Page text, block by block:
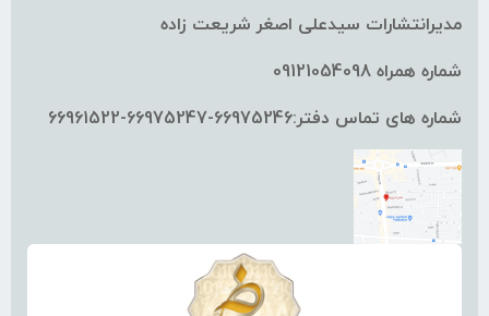
مدیرانتشارات سیدعلی اصغر شریعت زاده
شماره همراه 09121054098
شماره های تماس دفتر:66975246-66975247-66961522